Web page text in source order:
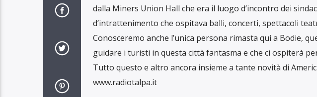
dalla Miners Union Hall che era il luogo d’incontro dei
d’intrattenimento che ospitava balli, concerti, spettacoli
Conosceremo anche l’unica persona rimasta qui a Bodie,
guidare i turisti in questa città fantasma e che ci ospiterà
Tutto questo e altro ancora insieme a tante novità di
www.radiotalpa.it